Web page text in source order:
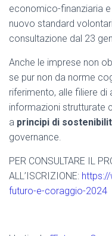
economico-finanziaria
nuovo standard
consultazione dal 23
Anche le imprese non
se pur non da norme
riferimento, alle filiere
informazioni strutturate
a principi di
governance.
PER CONSULTARE IL
ALL’ISCRIZIONE:
futuro-e-coraggio-2024